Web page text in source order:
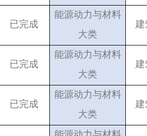
已完成
能源动力与材料
大类
建
已完成
能源动力与材料
大类
建
已完成
能源动力与材料
大类
建